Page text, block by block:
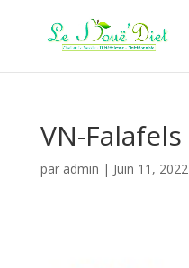
VN-Falafels
par admin | Juin 11, 2022